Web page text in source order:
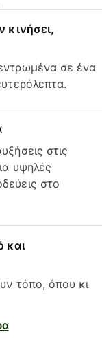
κινήσει,
σε ένα
στις
υψηλές
στο
και
τόπο, όπου κι